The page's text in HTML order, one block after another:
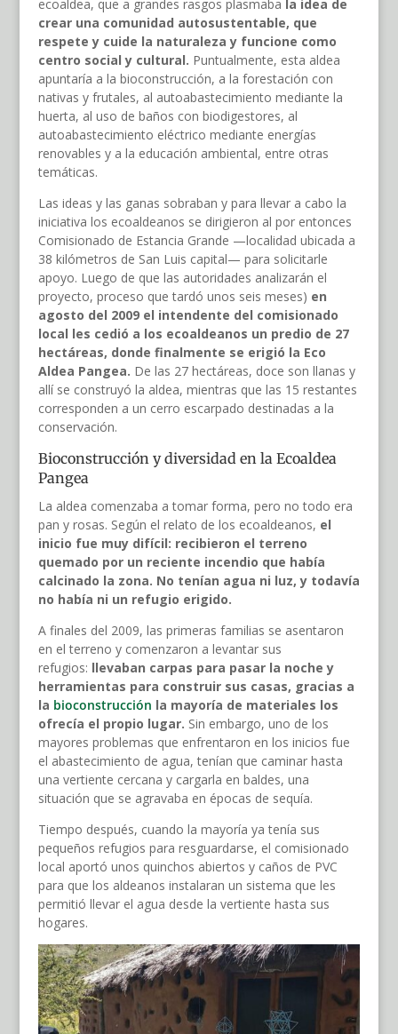
ecoaldea, que a grandes rasgos plasmaba la idea de
crear una comunidad autosustentable, que
respete y cuide la naturaleza y funcione como
centro social y cultural. Puntualmente, esta aldea
apuntaría a la bioconstrucción, a la forestación con
nativas y frutales, al autoabastecimiento mediante la
huerta, al uso de baños con biodigestores, al
autoabastecimiento eléctrico mediante energías
renovables y a la educación ambiental, entre otras
temáticas.
Las ideas y las ganas sobraban y para llevar a cabo la
iniciativa los ecoaldeanos se dirigieron al por entonces
Comisionado de Estancia Grande —localidad ubicada a
38 kilómetros de San Luis capital— para solicitarle
apoyo. Luego de que las autoridades analizarán el
proyecto, proceso que tardó unos seis meses) en
agosto del 2009 el intendente del comisionado
local les cedió a los ecoaldeanos un predio de 27
hectáreas, donde finalmente se erigió la Eco
Aldea Pangea. De las 27 hectáreas, doce son llanas y
allí se construyó la aldea, mientras que las 15 restantes
corresponden a un cerro escarpado destinadas a la
conservación.
Bioconstrucción y diversidad en la Ecoaldea
Pangea
La aldea comenzaba a tomar forma, pero no todo era
pan y rosas. Según el relato de los ecoaldeanos, el
inicio fue muy difícil: recibieron el terreno
quemado por un reciente incendio que había
calcinado la zona. No tenían agua ni luz, y todavía
no había ni un refugio erigido.
A finales del 2009, las primeras familias se asentaron
en el terreno y comenzaron a levantar sus
refugios: llevaban carpas para pasar la noche y
herramientas para construir sus casas, gracias a
la bioconstrucción la mayoría de materiales los
ofrecía el propio lugar. Sin embargo, uno de los
mayores problemas que enfrentaron en los inicios fue
el abastecimiento de agua, tenían que caminar hasta
una vertiente cercana y cargarla en baldes, una
situación que se agravaba en épocas de sequía.
Tiempo después, cuando la mayoría ya tenía sus
pequeños refugios para resguardarse, el comisionado
local aportó unos quinchos abiertos y caños de PVC
para que los aldeanos instalaran un sistema que les
permitió llevar el agua desde la vertiente hasta sus
hogares.